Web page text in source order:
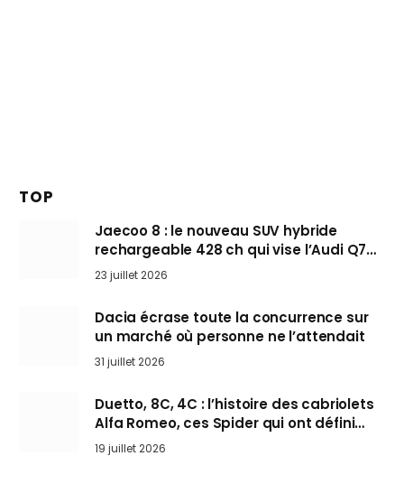
TOP
Jaecoo 8 : le nouveau SUV hybride
rechargeable 428 ch qui vise l’Audi Q7
arrive en Europe cet automne
23 juillet 2026
Dacia écrase toute la concurrence sur
un marché où personne ne l’attendait
31 juillet 2026
Duetto, 8C, 4C : l’histoire des cabriolets
Alfa Romeo, ces Spider qui ont défini
l’art de rouler cheveux au vent
19 juillet 2026